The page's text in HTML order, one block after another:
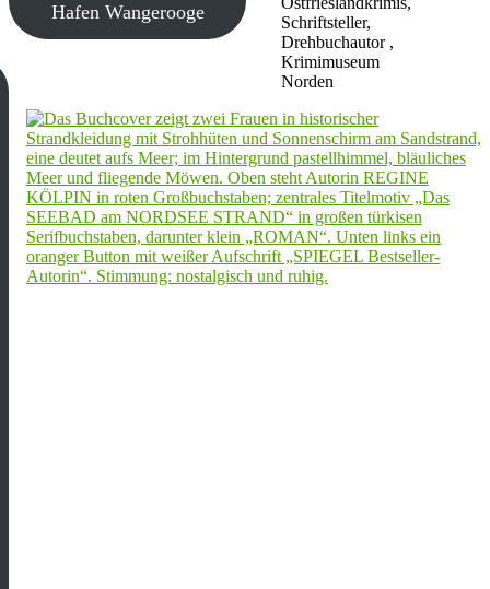
Schriftsteller,
Drehbuchautor ,
Krimimuseum
Norden
Hafen Wangerooge